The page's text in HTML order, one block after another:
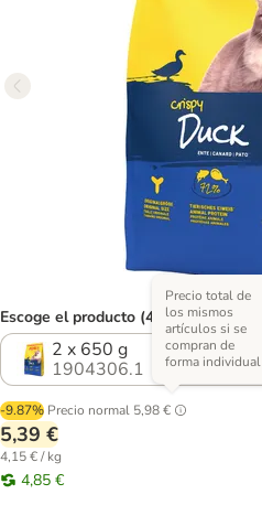
Escoge el producto (4 opciones)
2 x 650 g
1904306.1
-9.87% Precio normal 5,98 €
Precio total de
los mismos
artículos si se
compran de
forma individual
5,39 €
4,15 € / kg
4,85 €